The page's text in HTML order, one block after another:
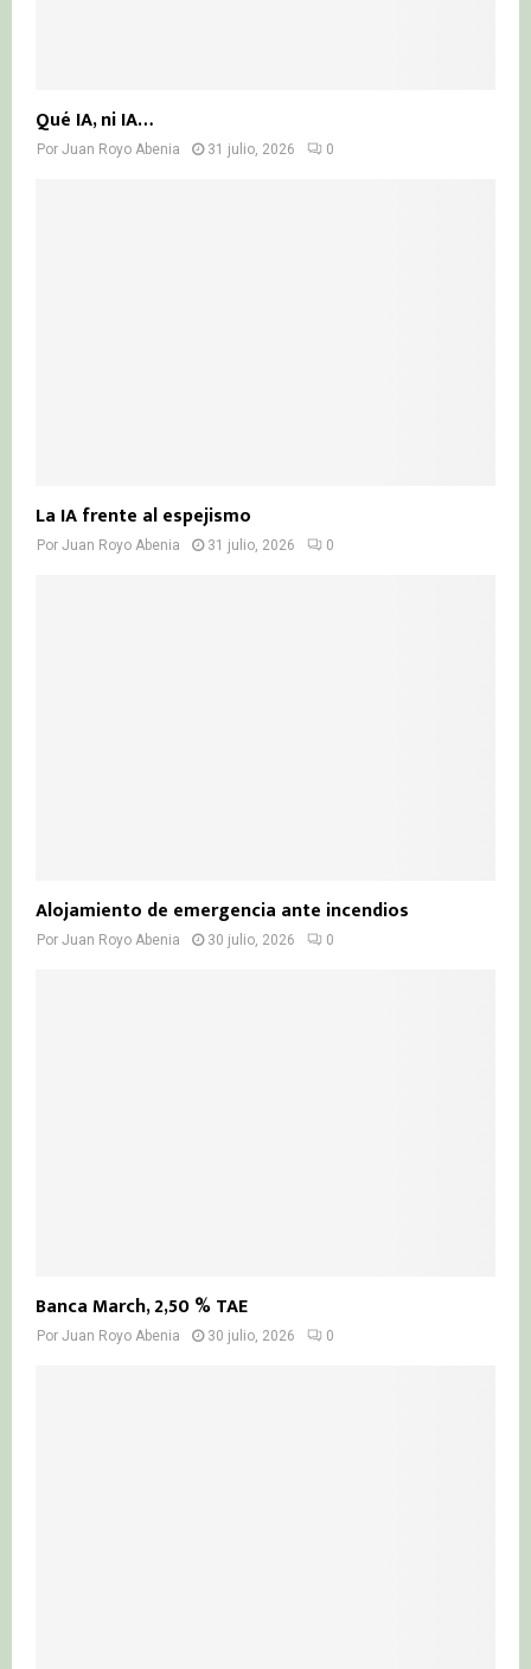
Qué IA, ni IA…
Por Juan Royo Abenia 31 julio, 2026 0
La IA frente al espejismo
Por Juan Royo Abenia 31 julio, 2026 0
Alojamiento de emergencia ante incendios
Por Juan Royo Abenia 30 julio, 2026 0
Banca March, 2,50 % TAE
Por Juan Royo Abenia 30 julio, 2026 0